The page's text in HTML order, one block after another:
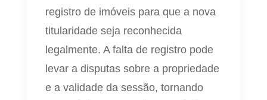
registro de imóveis para que a nova
titularidade seja reconhecida
legalmente. A falta de registro pode
levar a disputas sobre a propriedade
e a validade da sessão, tornando